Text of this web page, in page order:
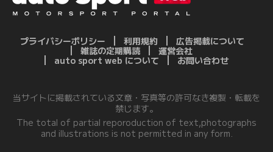
プライバシーポリシー 利用規約
広告掲載について
雑誌の定期購読
運営会社
auto sport web について
お問い合わせ
当サイトに掲載されている文章・写真等の許可なき複製・転載を
禁じます。
The total of partial reporoduction of text,photographs
and illustrations is not permitted in any form.